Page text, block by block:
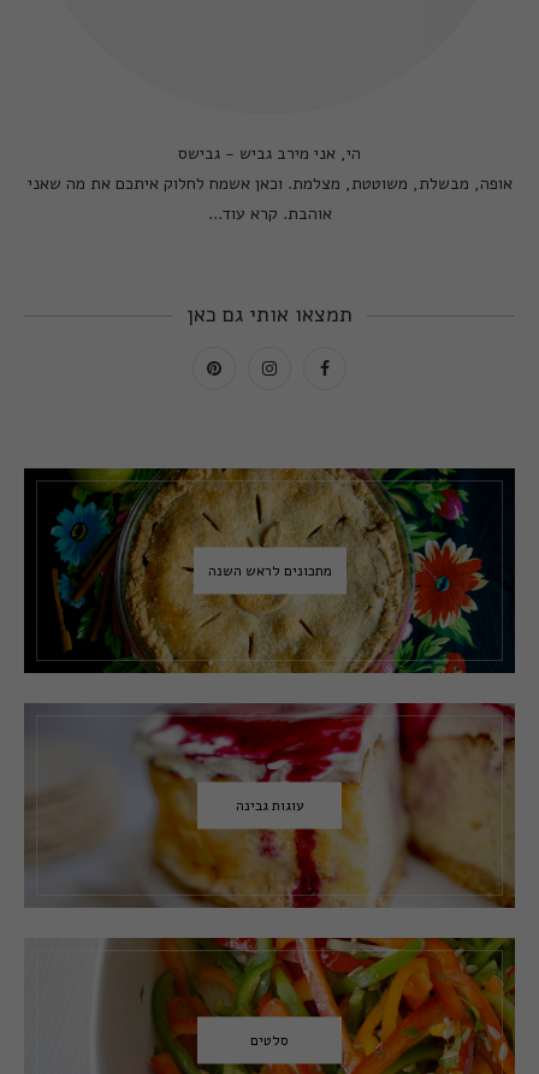
הי, אני מירב גביש - גבישס
אופה, מבשלת, משוטטת, מצלמת. וכאן אשמח לחלוק איתכם את מה שאני
אוהבת. קרא עוד...
תמצאו אותי גם כאן
מתכונים לראש השנה
עוגות גבינה
סלטים